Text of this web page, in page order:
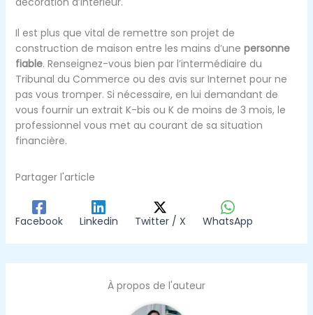
Il est plus que vital de remettre son projet de
construction de maison entre les mains d’une personne
fiable. Renseignez-vous bien par l’intermédiaire du
Tribunal du Commerce ou des avis sur Internet pour ne
pas vous tromper. Si nécessaire, en lui demandant de
vous fournir un extrait K-bis ou K de moins de 3 mois, le
professionnel vous met au courant de sa situation
financière.
Partager l'article
Facebook Linkedin Twitter / X WhatsApp
À propos de l'auteur